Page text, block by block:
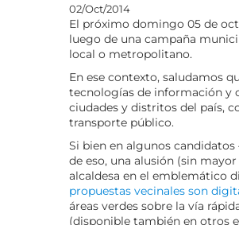
02/Oct/2014
El próximo domingo 05 de
luego de una campaña
local o metropolitano.
En ese contexto, saludamos
tecnologías de información y
ciudades y distritos del país,
transporte público.
Si bien en algunos
de eso, una alusión (sin
alcaldesa en el emblemático
propuestas vecinales son
áreas verdes sobre la vía
(disponible también en otros